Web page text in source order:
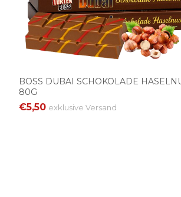
BOSS DUBAI SCHOKOLADE
80G
€5,50 exklusive Versand